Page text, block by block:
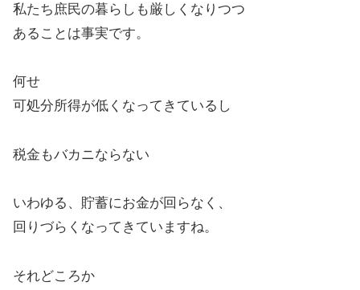
私たち庶民の暮らしも厳しくなりつつ
あることは事実です。
何せ
可処分所得が低くなってきているし
税金もバカニならない
いわゆる、貯蓄にお金が回らなく、
回りづらくなってきていますね。
それどころか